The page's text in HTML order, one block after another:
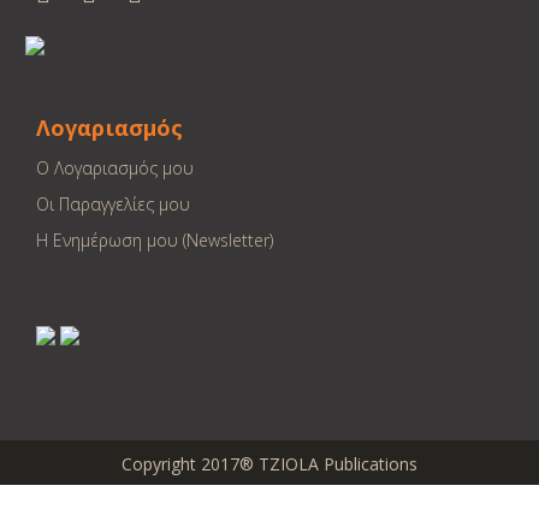
Λογαριασμός
Ο Λογαριασμός μου
Οι Παραγγελίες μου
Η Ενημέρωση μου (Newsletter)
Copyright 2017® TZIOLA Publications